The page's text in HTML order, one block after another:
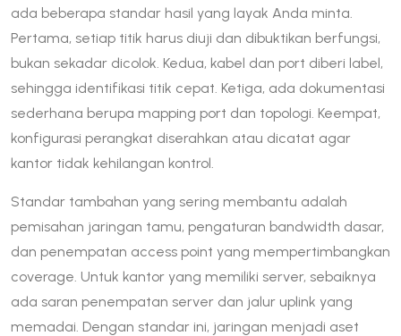
ada beberapa standar hasil yang layak Anda minta.
Pertama, setiap titik harus diuji dan dibuktikan berfungsi,
bukan sekadar dicolok. Kedua, kabel dan port diberi label,
sehingga identifikasi titik cepat. Ketiga, ada dokumentasi
sederhana berupa mapping port dan topologi. Keempat,
konfigurasi perangkat diserahkan atau dicatat agar
kantor tidak kehilangan kontrol.
Standar tambahan yang sering membantu adalah
pemisahan jaringan tamu, pengaturan bandwidth dasar,
dan penempatan access point yang mempertimbangkan
coverage. Untuk kantor yang memiliki server, sebaiknya
ada saran penempatan server dan jalur uplink yang
memadai. Dengan standar ini, jaringan menjadi aset